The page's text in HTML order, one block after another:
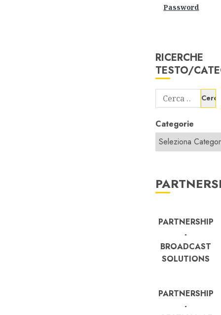
Password
RICERCHE
TESTO/
Ricerca
per:
Categorie
PARTNERSHIP
-
BROADCAST
SOLUTIONS
PARTNERSHIP
-